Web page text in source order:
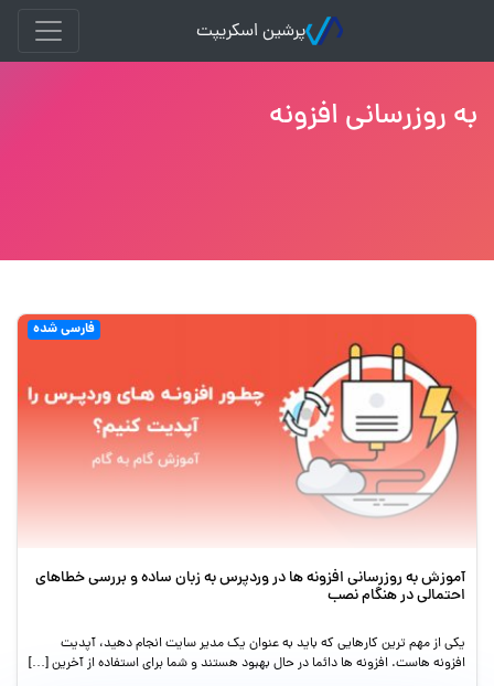
پرشین اسکریپت
به روزرسانی افزونه
فارسی شده
آموزش به روزرسانی افزونه ها در وردپرس به زبان ساده و بررسی خطاهای
احتمالی در هنگام نصب
یکی از مهم ترین کارهایی که باید به عنوان یک مدیر سایت انجام دهید، آپدیت
افزونه هاست. افزونه ها دائما در حال بهبود هستند و شما برای استفاده از آخرین […]